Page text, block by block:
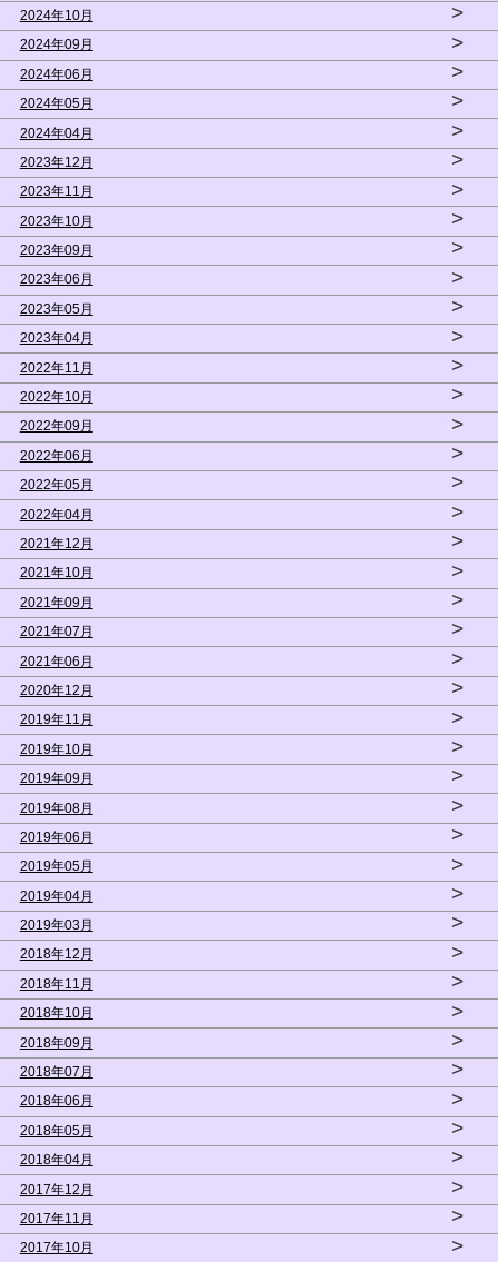
2024年10月 >
2024年09月 >
2024年06月 >
2024年05月 >
2024年04月 >
2023年12月 >
2023年11月 >
2023年10月 >
2023年09月 >
2023年06月 >
2023年05月 >
2023年04月 >
2022年11月 >
2022年10月 >
2022年09月 >
2022年06月 >
2022年05月 >
2022年04月 >
2021年12月 >
2021年10月 >
2021年09月 >
2021年07月 >
2021年06月 >
2020年12月 >
2019年11月 >
2019年10月 >
2019年09月 >
2019年08月 >
2019年06月 >
2019年05月 >
2019年04月 >
2019年03月 >
2018年12月 >
2018年11月 >
2018年10月 >
2018年09月 >
2018年07月 >
2018年06月 >
2018年05月 >
2018年04月 >
2017年12月 >
2017年11月 >
2017年10月 >